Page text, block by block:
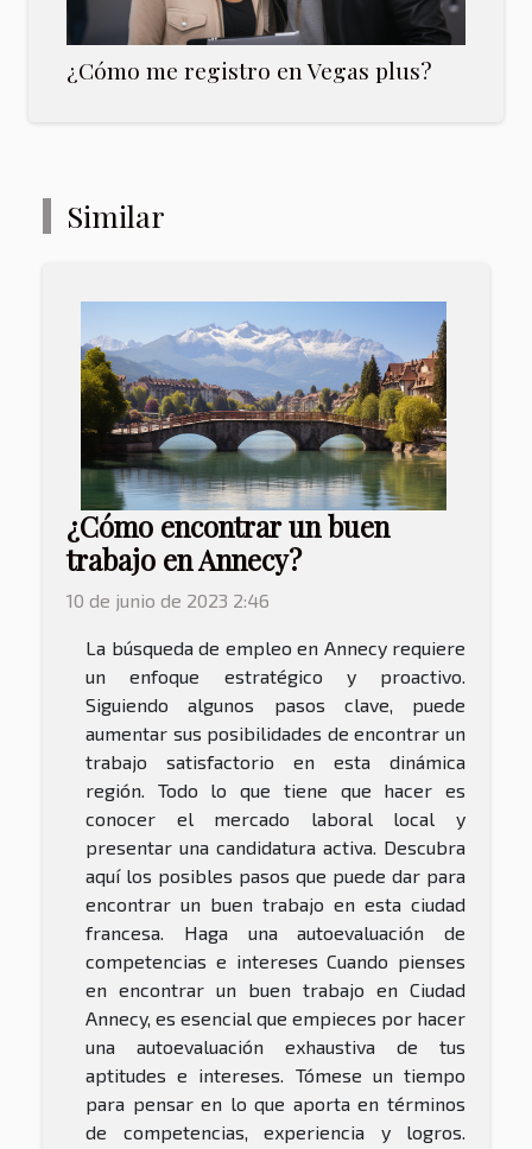
¿Cómo me registro en Vegas plus?
Similar
¿Cómo encontrar un buen
trabajo en Annecy?
10 de junio de 2023 2:46
La búsqueda de empleo en Annecy requiere
un enfoque estratégico y proactivo.
Siguiendo algunos pasos clave, puede
aumentar sus posibilidades de encontrar un
trabajo satisfactorio en esta dinámica
región. Todo lo que tiene que hacer es
conocer el mercado laboral local y
presentar una candidatura activa. Descubra
aquí los posibles pasos que puede dar para
encontrar un buen trabajo en esta ciudad
francesa. Haga una autoevaluación de
competencias e intereses Cuando pienses
en encontrar un buen trabajo en Ciudad
Annecy, es esencial que empieces por hacer
una autoevaluación exhaustiva de tus
aptitudes e intereses. Tómese un tiempo
para pensar en lo que aporta en términos
de competencias, experiencia y logros.